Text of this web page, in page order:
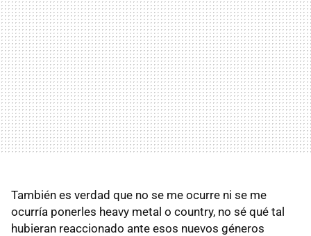
También es verdad que no se me ocurre ni se me
ocurría ponerles heavy metal o country, no sé qué tal
hubieran reaccionado ante esos nuevos géneros